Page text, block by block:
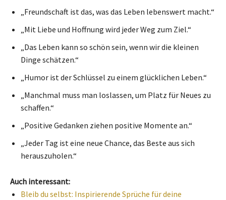
„Freundschaft ist das, was das Leben lebenswert macht.“
„Mit Liebe und Hoffnung wird jeder Weg zum Ziel.“
„Das Leben kann so schön sein, wenn wir die kleinen
Dinge schätzen.“
„Humor ist der Schlüssel zu einem glücklichen Leben.“
„Manchmal muss man loslassen, um Platz für Neues zu
schaffen.“
„Positive Gedanken ziehen positive Momente an.“
„Jeder Tag ist eine neue Chance, das Beste aus sich
herauszuholen.“
Auch interessant:
Bleib du selbst: Inspirierende Sprüche für deine